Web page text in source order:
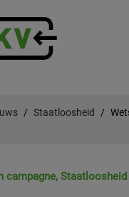
Staatloosheid
campagne, Staatloosheid